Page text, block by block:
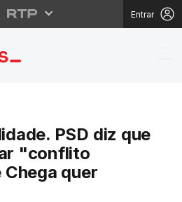
Entrar
PSD diz que
"conflito
quer